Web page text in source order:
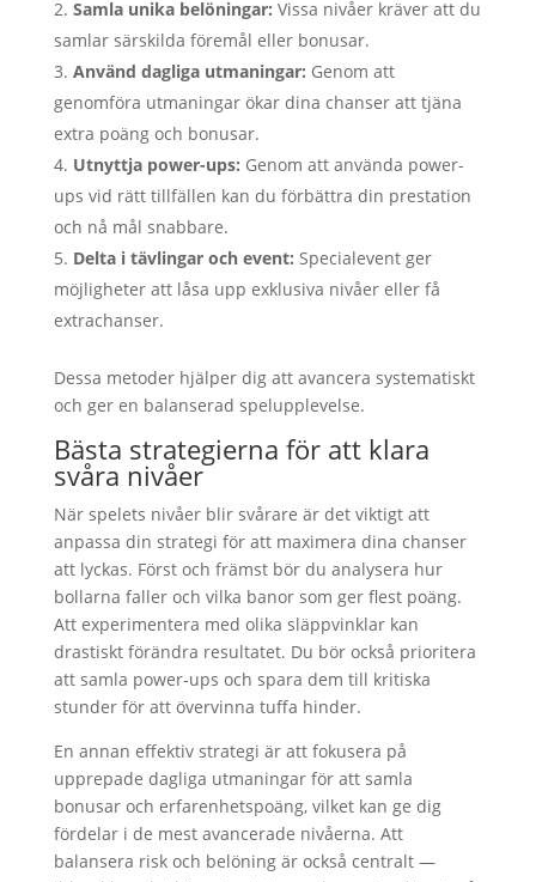
Samla unika belöningar: Vissa nivåer kräver att du
samlar särskilda föremål eller bonusar.
Använd dagliga utmaningar: Genom att
genomföra utmaningar ökar dina chanser att tjäna
extra poäng och bonusar.
Utnyttja power-ups: Genom att använda power-
ups vid rätt tillfällen kan du förbättra din prestation
och nå mål snabbare.
Delta i tävlingar och event: Specialevent ger
möjligheter att låsa upp exklusiva nivåer eller få
extrachanser.
Dessa metoder hjälper dig att avancera systematiskt
och ger en balanserad spelupplevelse.
Bästa strategierna för att klara
svåra nivåer
När spelets nivåer blir svårare är det viktigt att
anpassa din strategi för att maximera dina chanser
att lyckas. Först och främst bör du analysera hur
bollarna faller och vilka banor som ger flest poäng.
Att experimentera med olika släppvinklar kan
drastiskt förändra resultatet. Du bör också prioritera
att samla power-ups och spara dem till kritiska
stunder för att övervinna tuffa hinder.
En annan effektiv strategi är att fokusera på
upprepade dagliga utmaningar för att samla
bonusar och erfarenhetspoäng, vilket kan ge dig
fördelar i de mest avancerade nivåerna. Att
balansera risk och belöning är också centralt —